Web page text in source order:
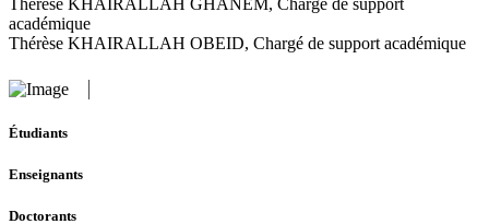
Thérèse KHAIRALLAH GHANEM, Chargé de support
académique
Thérèse KHAIRALLAH OBEID, Chargé de support académique
Étudiants
Enseignants
Doctorants